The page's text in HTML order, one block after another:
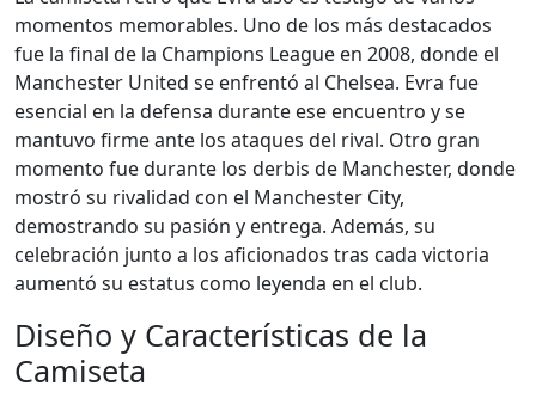
momentos memorables. Uno de los más destacados
fue la final de la Champions League en 2008, donde el
Manchester United se enfrentó al Chelsea. Evra fue
esencial en la defensa durante ese encuentro y se
mantuvo firme ante los ataques del rival. Otro gran
momento fue durante los derbis de Manchester, donde
mostró su rivalidad con el Manchester City,
demostrando su pasión y entrega. Además, su
celebración junto a los aficionados tras cada victoria
aumentó su estatus como leyenda en el club.
Diseño y Características de la
Camiseta